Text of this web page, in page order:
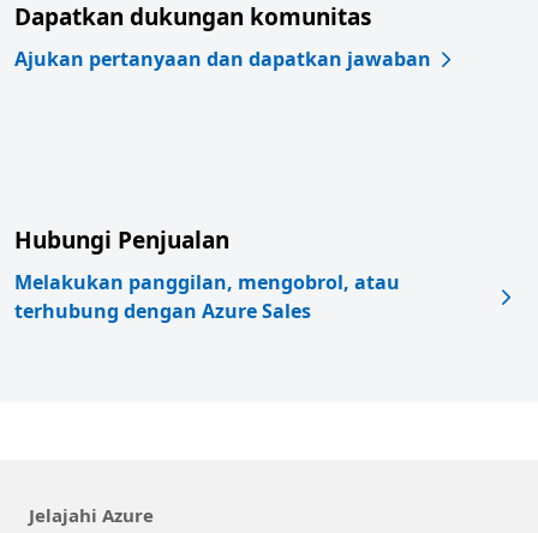
Dapatkan dukungan komunitas
Ajukan pertanyaan dan dapatkan jawaban
Hubungi Penjualan
Melakukan panggilan, mengobrol, atau
terhubung dengan Azure Sales
Jelajahi Azure